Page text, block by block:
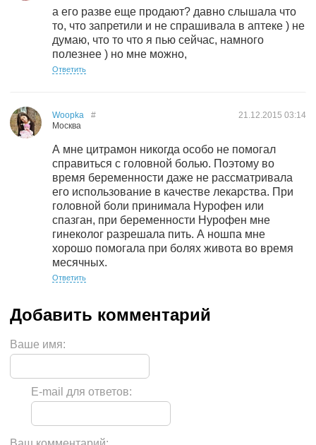
а его разве еще продают? давно слышала что
то, что запретили и не спрашивала в аптеке ) не
думаю, что то что я пью сейчас, намного
полезнее ) но мне можно,
Ответить
Woopka
Москва
21.12.2015 03:14
#
А мне цитрамон никогда особо не помогал
справиться с головной болью. Поэтому во
время беременности даже не рассматривала
его использование в качестве лекарства. При
головной боли принимала Нурофен или
спазган, при беременности Нурофен мне
гинеколог разрешала пить. А ношпа мне
хорошо помогала при болях живота во время
месячных.
Ответить
Ваше имя:
E-mail для ответов: